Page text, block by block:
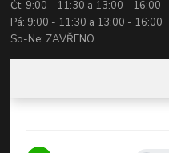
Čt: 9:00 - 11:30 a 13:00 - 16:00
Pá: 9:00 - 11:30 a 13:00 - 16:00
So-Ne: ZAVŘENO